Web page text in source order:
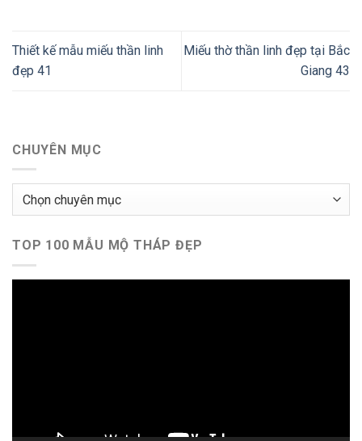
Thiết kế mẫu miếu thần linh
đẹp 41
Miếu thờ thần linh đẹp tại Bắc
Giang 43
CHUYÊN MỤC
Chuyên
TOP 100 MẪU MỘ THÁP ĐẸP